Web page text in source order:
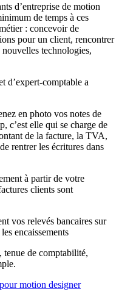
d’entreprise de motion
de temps à ces
: concevoir de
pour un client, rencontrer
technologies,
d’expert-comptable a
en photo vos notes de
c’est elle qui se charge de
de la facture, la TVA,
rentrer les écritures dans
à partir de votre
clients sont
vos relevés bancaires sur
encaissements
de comptabilité,
motion designer